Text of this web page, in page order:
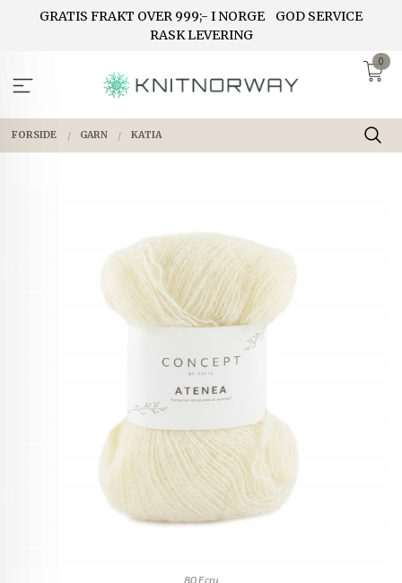
GRATIS FRAKT OVER 999;- I NORGE
GOD SERVICE
RASK LEVERING
0
FORSIDE GARN KATIA
80 Ecru